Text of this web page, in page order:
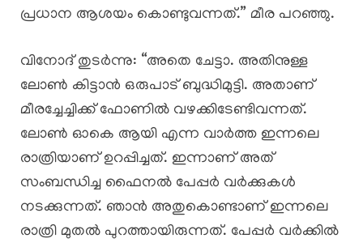
പ്രധാന ആശയം കൊണ്ടുവന്നത്.” മീര പറഞ്ഞു.
വിനോദ് തുടർന്നു: “അതെ ചേട്ടാ. അതിനുള്ള
ലോൺ കിട്ടാൻ ഒരുപാട് ബുദ്ധിമുട്ടി. അതാണ്
മീരച്ചേച്ചിക്ക് ഫോണിൽ വഴക്കിടേണ്ടിവന്നത്.
ലോൺ ഓകെ ആയി എന്ന വാർത്ത ഇന്നലെ
രാത്രിയാണ് ഉറപ്പിച്ചത്. ഇന്നാണ് അത്
സംബന്ധിച്ച ഫൈനൽ പേപ്പർ വർക്കുകൾ
നടക്കുന്നത്. ഞാൻ അതുകൊണ്ടാണ് ഇന്നലെ
രാത്രി മുതൽ പുറത്തായിരുന്നത്. പേപ്പർ വർക്കിൽ